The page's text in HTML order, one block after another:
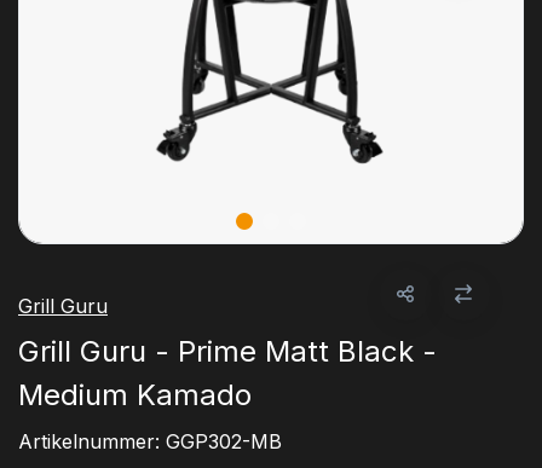
Grill Guru
Grill Guru - Prime Matt Black -
Medium Kamado
Artikelnummer: GGP302-MB